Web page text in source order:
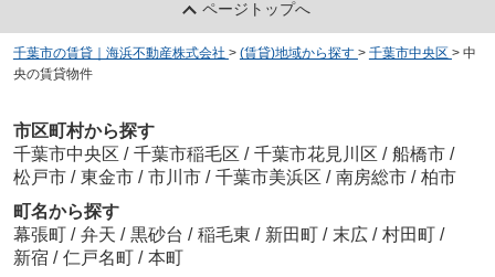
ページトップへ
千葉市の賃貸｜海浜不動産株式会社 > (賃貸)地域から探す > 千葉市中央区 > 中
央の賃貸物件
市区町村から探す
千葉市中央区 / 千葉市稲毛区 / 千葉市花見川区 / 船橋市 /
松戸市 / 東金市 / 市川市 / 千葉市美浜区 / 南房総市 / 柏市
町名から探す
幕張町 / 弁天 / 黒砂台 / 稲毛東 / 新田町 / 末広 / 村田町 /
新宿 / 仁戸名町 / 本町